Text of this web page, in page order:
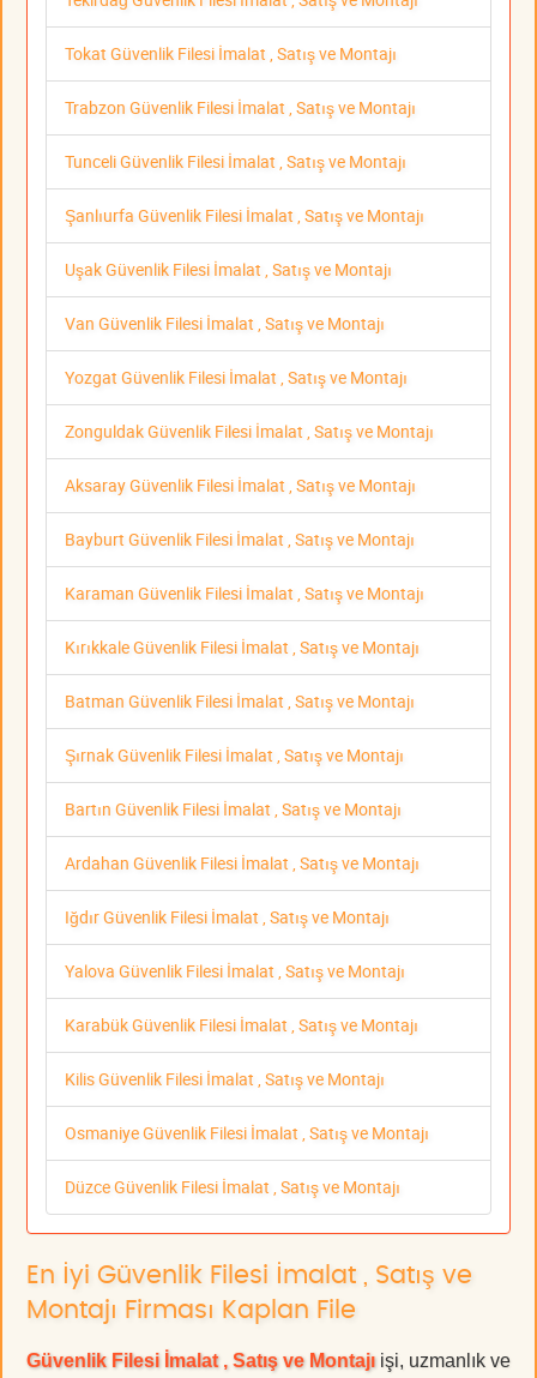
Tokat Güvenlik Filesi İmalat , Satış ve Montajı
Trabzon Güvenlik Filesi İmalat , Satış ve Montajı
Tunceli Güvenlik Filesi İmalat , Satış ve Montajı
Şanlıurfa Güvenlik Filesi İmalat , Satış ve Montajı
Uşak Güvenlik Filesi İmalat , Satış ve Montajı
Van Güvenlik Filesi İmalat , Satış ve Montajı
Yozgat Güvenlik Filesi İmalat , Satış ve Montajı
Zonguldak Güvenlik Filesi İmalat , Satış ve Montajı
Aksaray Güvenlik Filesi İmalat , Satış ve Montajı
Bayburt Güvenlik Filesi İmalat , Satış ve Montajı
Karaman Güvenlik Filesi İmalat , Satış ve Montajı
Kırıkkale Güvenlik Filesi İmalat , Satış ve Montajı
Batman Güvenlik Filesi İmalat , Satış ve Montajı
Şırnak Güvenlik Filesi İmalat , Satış ve Montajı
Bartın Güvenlik Filesi İmalat , Satış ve Montajı
Ardahan Güvenlik Filesi İmalat , Satış ve Montajı
Iğdır Güvenlik Filesi İmalat , Satış ve Montajı
Yalova Güvenlik Filesi İmalat , Satış ve Montajı
Karabük Güvenlik Filesi İmalat , Satış ve Montajı
Kilis Güvenlik Filesi İmalat , Satış ve Montajı
Osmaniye Güvenlik Filesi İmalat , Satış ve Montajı
Düzce Güvenlik Filesi İmalat , Satış ve Montajı
En İyi Güvenlik Filesi İmalat , Satış ve
Montajı Firması Kaplan File
Güvenlik Filesi İmalat , Satış ve Montajıişi, uzmanlık ve